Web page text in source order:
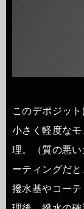
このデポジッ
小さく軽度な
理。（質の悪
ーティングだ
撥水基やコー